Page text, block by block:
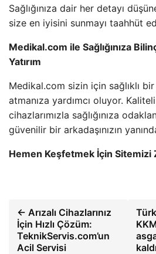
Sağlığınıza dair her detayı
size en iyisini sunmayı taahhüt
Medikal.com ile Sağlığınıza
Yatırım
Medikal.com sizin için sağlıklı
atmanıza yardımcı oluyor.
cihazlarımızla sağlığınıza
güvenilir bir arkadaşınızın
Hemen Keşfetmek İçin Sitemizi
← Arızalı Cihazlarınız
İçin Hızlı Çözüm:
TeknikServis.com’un
Acil Servisi